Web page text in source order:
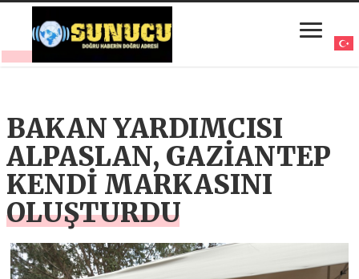
BAKAN YARDIMCISI
ALPASLAN, GAZİANTEP
KENDİ MARKASINI
OLUŞTURDU